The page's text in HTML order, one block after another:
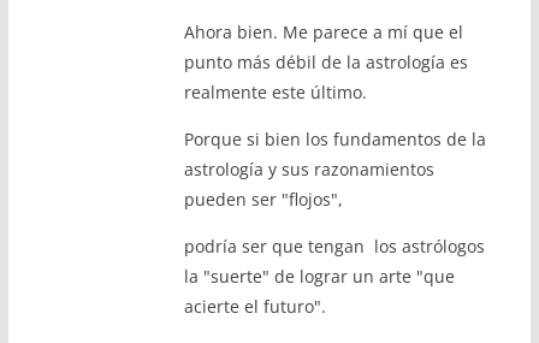
Ahora bien. Me parece a mí que el
punto más débil de la astrología es
realmente este último.
Porque si bien los fundamentos de la
astrología y sus razonamientos
pueden ser "flojos",
podría ser que tengan los astrólogos
la "suerte" de lograr un arte "que
acierte el futuro".